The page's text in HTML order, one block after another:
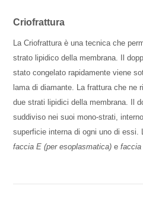
Criofrattura
La Criofrattura è una tecnica che
strato lipidico della membrana. Il
stato congelato rapidamente viene
lama di diamante. La frattura che ne
due strati lipidici della membrana. Il
suddiviso nei suoi mono-strati,
superficie interna di ogni uno di essi.
faccia E (per esoplasmatica) e faccia